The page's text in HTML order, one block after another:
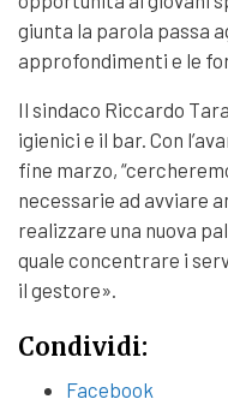
giunta la parola passa
approfondimenti e le
Il sindaco Riccardo
igienici e il bar. Con
fine marzo,
necessarie ad avviare
realizzare una nuova
quale concentrare i
il gestore».
Condividi:
Facebook